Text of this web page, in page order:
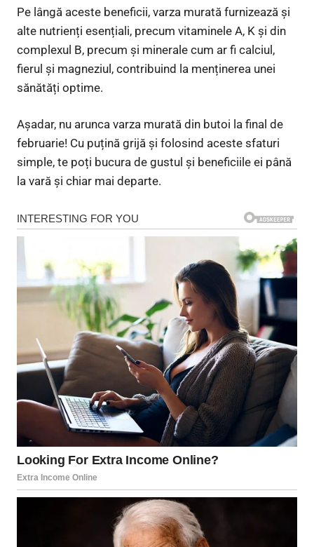
Pe lângă aceste beneficii, varza murată furnizează și
alte nutrienți esențiali, precum vitaminele A, K și din
complexul B, precum și minerale cum ar fi calciul,
fierul și magneziul, contribuind la menținerea unei
sănătăți optime.
Așadar, nu arunca varza murată din butoi la final de
februarie! Cu puțină grijă și folosind aceste sfaturi
simple, te poți bucura de gustul și beneficiile ei până
la vară și chiar mai departe.